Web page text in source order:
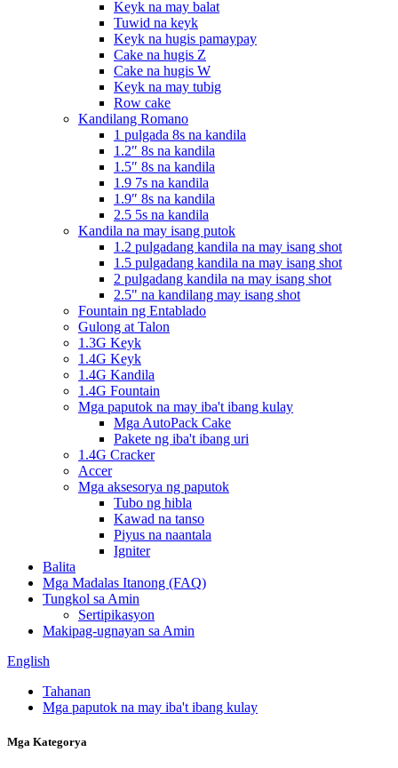
Keyk na may balat
Tuwid na keyk
Keyk na hugis pamaypay
Cake na hugis Z
Cake na hugis W
Keyk na may tubig
Row cake
Kandilang Romano
1 pulgada 8s na kandila
1.2″ 8s na kandila
1.5″ 8s na kandila
1.9 7s na kandila
1.9″ 8s na kandila
2.5 5s na kandila
Kandila na may isang putok
1.2 pulgadang kandila na may isang shot
1.5 pulgadang kandila na may isang shot
2 pulgadang kandila na may isang shot
2.5" na kandilang may isang shot
Fountain ng Entablado
Gulong at Talon
1.3G Keyk
1.4G Keyk
1.4G Kandila
1.4G Fountain
Mga paputok na may iba't ibang kulay
Mga AutoPack Cake
Pakete ng iba't ibang uri
1.4G Cracker
Accer
Mga aksesorya ng paputok
Tubo ng hibla
Kawad na tanso
Piyus na naantala
Igniter
Balita
Mga Madalas Itanong (FAQ)
Tungkol sa Amin
Sertipikasyon
Makipag-ugnayan sa Amin
English
Tahanan
Mga paputok na may iba't ibang kulay
Mga Kategorya